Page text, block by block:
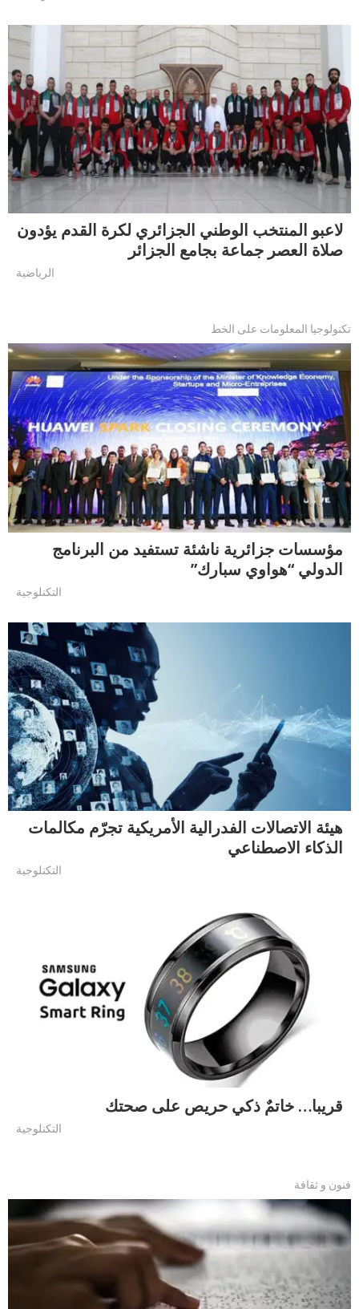
لاعبو المنتخب الوطني الجزائري لكرة القدم يؤدون
صلاة العصر جماعة بجامع الجزائر
الرياضية
تكنولوجيا المعلومات على الخط
مؤسسات جزائرية ناشئة تستفيد من البرنامج
الدولي “هواوي سبارك”
التكنلوجية
هيئة الاتصالات الفدرالية الأمريكية تجرّم مكالمات
الذكاء الاصطناعي
التكنلوجية
قريبا… خاتمٌ ذكي حريص على صحتك
التكنلوجية
فنون و ثقافة